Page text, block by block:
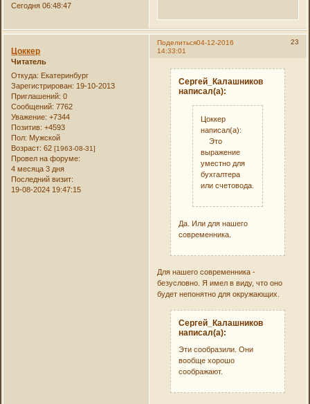
Сегодня 06:48:47
Поделиться 23
04-12-2016
14:33:01
Цоккер
Читатель
Откуда: Екатеринбург
Зарегистрирован: 19-10-2013
Приглашений: 0
Сообщений: 7762
Уважение: +7344
Позитив: +4593
Пол: Мужской
Возраст: 62[1963-08-31]
Провел на форуме:
4 месяца 3 дня
Последний визит:
19-08-2024 19:47:15
Сергей_Калашников
написал(а):
Цоккер
написал(а):
Это
выражение
уместно для
бухгалтера
или счетовода.
Да. Или для нашего
современника.
Для нашего современника -
безусловно. Я имел в виду, что оно
будет непонятно для окружающих.
Сергей_Калашников
написал(а):
Эти сообразили. Они
вообще хорошо
соображают.